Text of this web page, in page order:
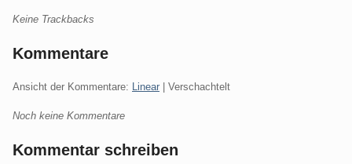
Keine Trackbacks
Kommentare
Ansicht der Kommentare: Linear | Verschachtelt
Noch keine Kommentare
Kommentar schreiben